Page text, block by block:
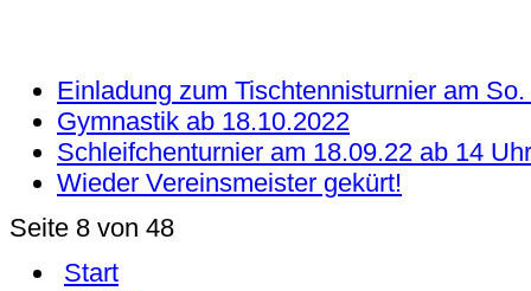
Einladung zum Tischtennisturnier am
Gymnastik ab 18.10.2022
Schleifchenturnier am 18.09.22 ab 14
Wieder Vereinsmeister gekürt!
Seite 8 von 48
Start